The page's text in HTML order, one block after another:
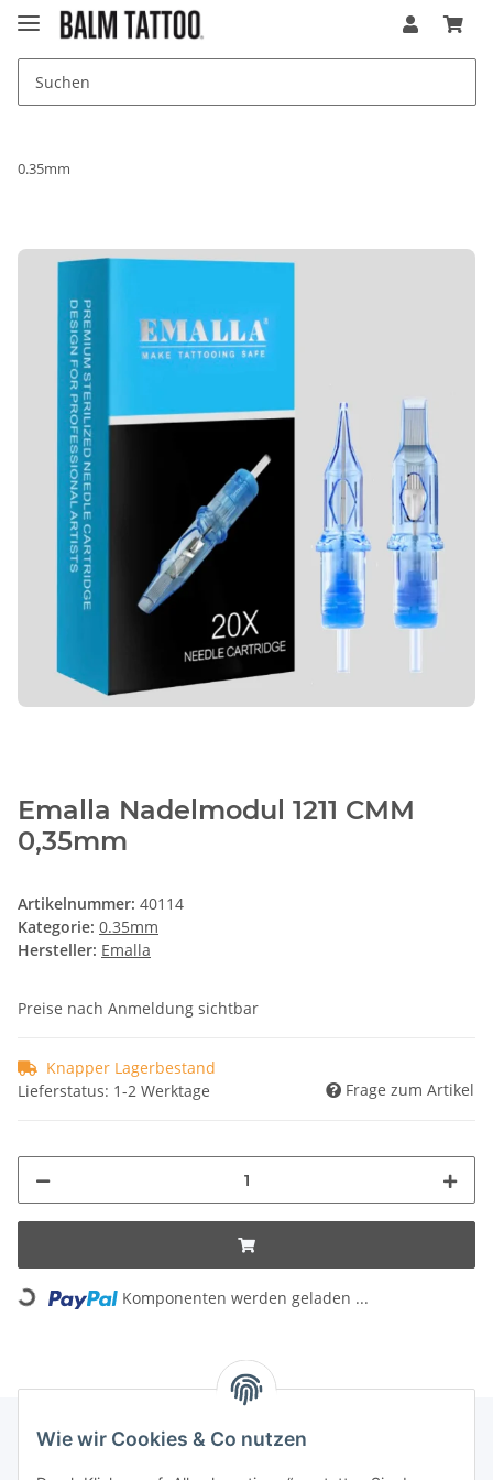
0.35mm
Emalla Nadelmodul 1211 CMM
0,35mm
Artikelnummer: 40114
Kategorie: 0.35mm
Hersteller: Emalla
Preise nach Anmeldung sichtbar
Knapper Lagerbestand
Lieferstatus: 1-2 Werktage
Frage zum Artikel
Loading... Komponenten werden geladen ...
Wie wir Cookies & Co nutzen